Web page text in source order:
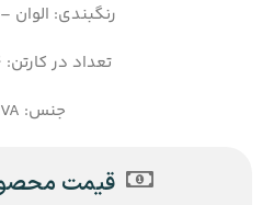
رنگبندی: الوان
تعداد در کارتن: 24 جفت
جنس: EVA
قیمت